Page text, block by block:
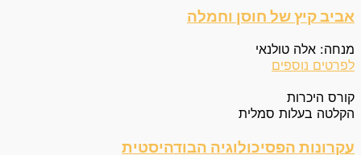
אביב קיץ של חוסן וחמלה
מנחה: אלה טולנאי
לפרטים נוספים
קורס היכרות
הקלטה בעלות סמלית
עקרונות הפסיכולוגיה הבודהיסטית